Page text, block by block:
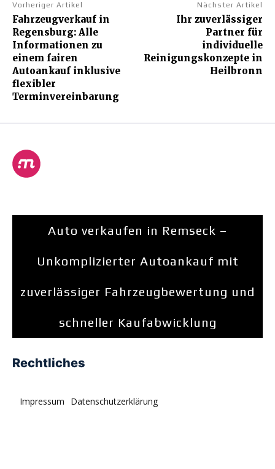
Vorheriger Artikel
Fahrzeugverkauf in
Regensburg: Alle
Informationen zu
einem fairen
Autoankauf inklusive
flexibler
Terminvereinbarung
Nächster Artikel
Ihr zuverlässiger
Partner für
individuelle
Reinigungskonzepte in
Heilbronn
Auto verkaufen in Remseck –
Unkomplizierter Autoankauf mit
zuverlässiger Fahrzeugbewertung und
schneller Kaufabwicklung
Rechtliches
Impressum Datenschutzerklärung